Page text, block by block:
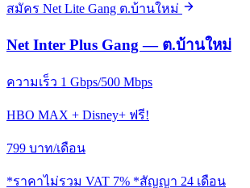
สมัคร Net Lite Gang ต.บ้านใหม่
Net Inter Plus Gang — ต.บ้านใหม่
ความเร็ว 1 Gbps/500 Mbps
HBO MAX + Disney+ ฟรี!
799 บาท/เดือน
*ราคาไม่รวม VAT 7% *สัญญา 24 เดือน